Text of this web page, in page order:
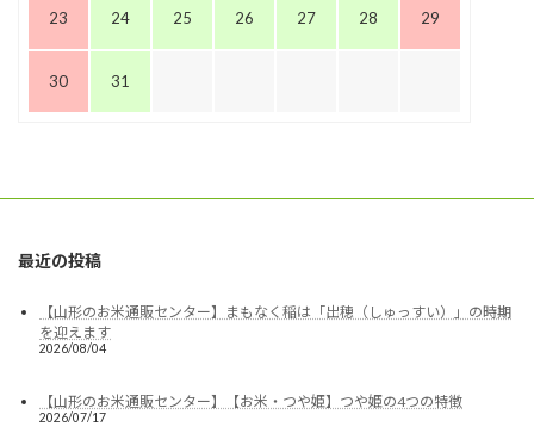
23 24 25 26 27 28 29
30 31
最近の投稿
【山形のお米通販センター】まもなく稲は「出穂（しゅっすい）」の時期
を迎えます
2026/08/04
【山形のお米通販センター】【お米・つや姫】つや姫の4つの特徴
2026/07/17